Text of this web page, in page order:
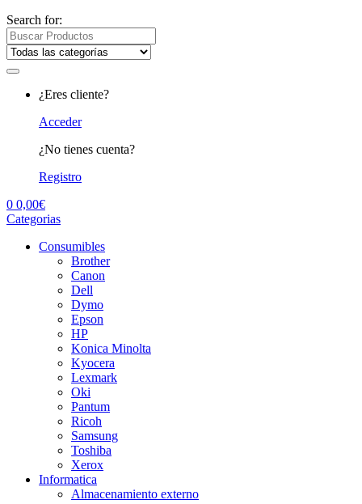
Search for:
¿Eres cliente?
Acceder
¿No tienes cuenta?
Registro
0 0,00€
Categorias
Consumibles
Brother
Canon
Dell
Dymo
Epson
HP
Konica Minolta
Kyocera
Lexmark
Oki
Pantum
Ricoh
Samsung
Toshiba
Xerox
Informatica
Almacenamiento externo